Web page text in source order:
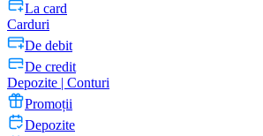
La card
Carduri
De debit
De credit
Depozite | Conturi
Promoții
Depozite